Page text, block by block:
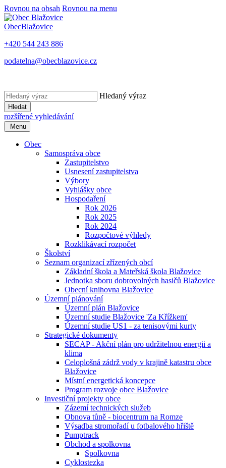
Rovnou na obsah Rovnou na menu
ObecBlažovice
+420 544 243 886
podatelna@obecblazovice.cz
Hledaný výraz
Hledat
rozšířené vyhledávání
Menu
Obec
Samospráva obce
Zastupitelstvo
Usnesení zastupitelstva
Výbory
Vyhlášky obce
Hospodaření
Rok 2026
Rok 2025
Rok 2024
Rozpočtové výhledy
Rozklikávací rozpočet
Školství
Seznam organizací zřízených obcí
Základní škola a Mateřská škola Blažovice
Jednotka sboru dobrovolných hasičů Blažovice
Obecní knihovna Blažovice
Územní plánování
Územní plán Blažovice
Územní studie Blažovice 'Za Křížkem'
Územní studie US1 - za tenisovými kurty
Strategické dokumenty
SECAP - Akční plán pro udržitelnou energii a
klima
Celoplošná zádrž vody v krajině katastru obce
Blažovice
Místní energetická koncepce
Program rozvoje obce Blažovice
Investiční projekty obce
Zázemí technických služeb
Obnova tůně - biocentrum na Romze
Výsadba stromořadí u fotbalového hřiště
Pumptrack
Obchod a spolkovna
Spolkovna
Cyklostezka